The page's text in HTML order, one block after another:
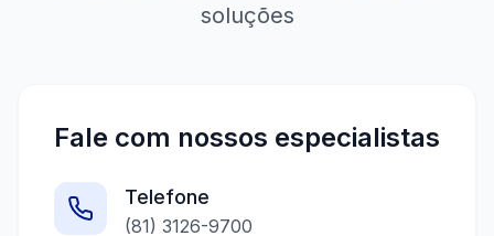
soluções
Fale com nossos especialistas
Telefone
(81) 3126-9700